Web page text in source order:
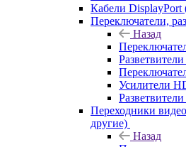
Кабели DisplayPort
Переключатели,
Назад
Усилители
Переходники
другие)
Назад